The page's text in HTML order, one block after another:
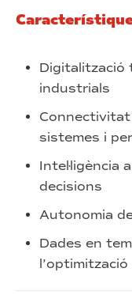
Digitalització
industrials
sistemes i
Intel·ligència
decisions
Autonomia
Dades en
l’optimització